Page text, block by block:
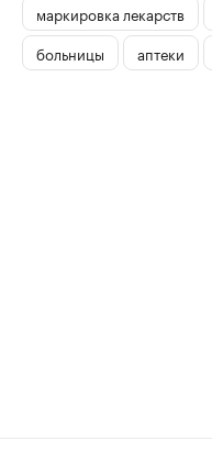
маркировка лекарств
больницы
аптеки